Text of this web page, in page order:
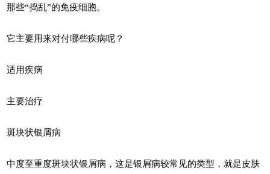
那些“捣乱”的免疫细胞。
它主要用来对付哪些疾病呢？
适用疾病
主要治疗
斑块状银屑病
中度至重度斑块状银屑病，这是银屑病较常见的类型，就是皮肤